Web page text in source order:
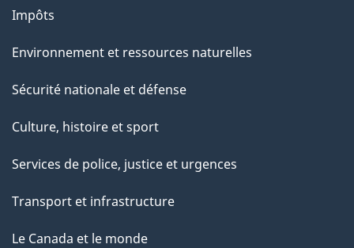
g
e
Impôts
Environnement et ressources naturelles
Sécurité nationale et défense
Culture, histoire et sport
Services de police, justice et urgences
Transport et infrastructure
Le Canada et le monde